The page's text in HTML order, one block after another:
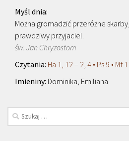
Można gromadzić przeróżne
prawdziwy przyjaciel.
św. Jan Chryzostom
Ha 1, 12 – 2, 4 • Ps 9 • Mt
Dominika, Emiliana
Szukaj: